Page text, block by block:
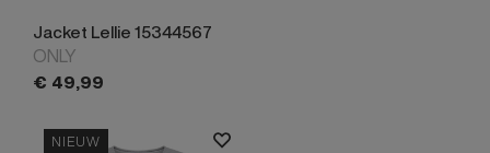
Jacket Lellie 15344567
ONLY
€ 49,99
NIEUW